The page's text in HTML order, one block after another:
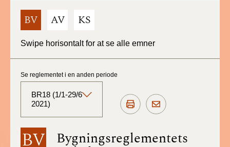
BV AV KS
Swipe horisontalt for at se alle emner
BV Bygningsreglementets
Se reglementet i en anden periode
BR18 (1/1-29/6
2021)
BR18 (Aktuelt)